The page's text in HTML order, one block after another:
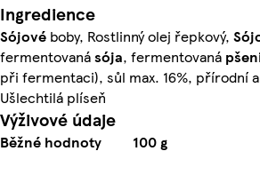
Ingredience
Sójové boby, Rostlinný olej řepkový,
fermentovanásója, fermentovaná
při fermentaci), sůl max. 16%, přírodní
Ušlechtilá plíseň
Výživové údaje
Běžné hodnoty 100 g